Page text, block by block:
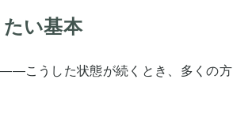
い基本
——こうした状態が続くとき、多くの方